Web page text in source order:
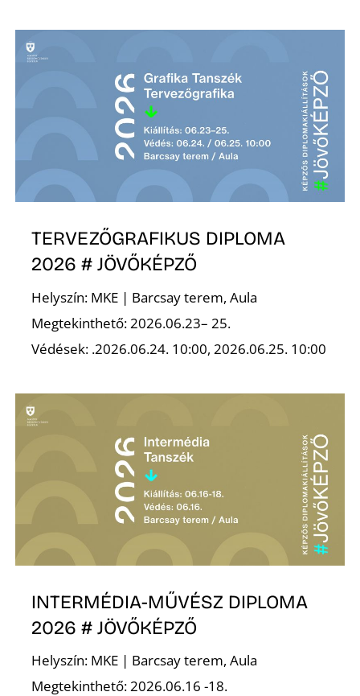
TERVEZŐGRAFIKUS DIPLOMA
2026 # JÖVŐKÉPZŐ
Helyszín: MKE | Barcsay terem, Aula
Megtekinthető: 2026.06.23– 25.
Védések: .2026.06.24. 10:00, 2026.06.25. 10:00
INTERMÉDIA-MŰVÉSZ DIPLOMA
2026 # JÖVŐKÉPZŐ
Helyszín: MKE | Barcsay terem, Aula
Megtekinthető: 2026.06.16 -18.